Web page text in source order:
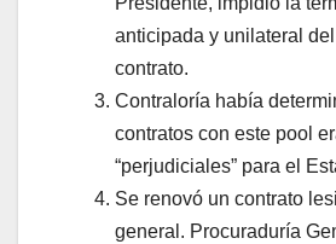
anticipada y unilateral
contrato.
Contraloría había
contratos con este pool
“perjudiciales” para el
Se renovó un contrato
general. Procuraduría